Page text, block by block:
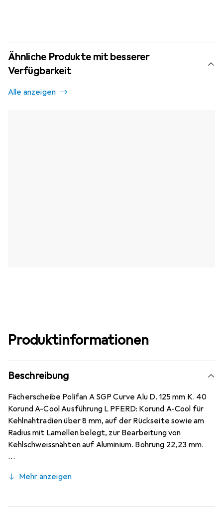
Ähnliche Produkte mit besserer
Verfügbarkeit
Alle anzeigen
Produktinformationen
Beschreibung
Fächerscheibe Polifan A SGP Curve Alu D. 125 mm K. 40
Korund A-Cool Ausführung L PFERD: Korund A-Cool für
Kehlnahtradien über 8 mm, auf der Rückseite sowie am
Radius mit Lamellen belegt, zur Bearbeitung von
Kehlschweissnähten auf Aluminium. Bohrung 22,23 mm.
Mehr anzeigen